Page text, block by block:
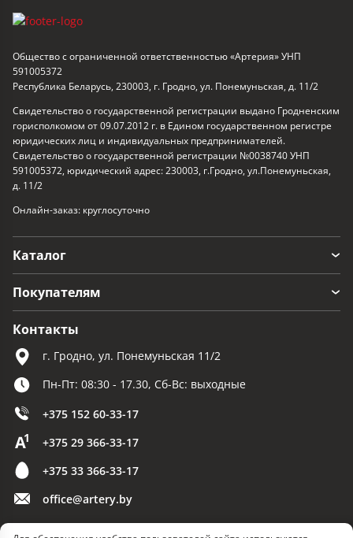
Общество с ограниченной ответственностью «Артерия» УНП
591005372
Республика Беларусь, 230003, г. Гродно, ул. Понемуньская, д. 11/2
Свидетельство о государственной регистрации выдано Гродненским
горисполкомом от 09.07.2012 г. в Едином государственном регистре
юридических лиц и индивидуальных предпринимателей.
Свидетельство о государственной регистрации №0038740 УНП
591005372, юридический адрес: 230003, г.Гродно, ул.Понемуньская,
д. 11/2
Онлайн-заказ: круглосуточно
Каталог
Покупателям
Контакты
г. Гродно, ул. Понемуньская 11/2
Пн-Пт: 08:30 - 17.30, Сб-Вс: выходные
+375 152 60-33-17
+375 29 366-33-17
+375 33 366-33-17
office@artery.by